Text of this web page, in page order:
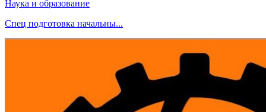
Наука и образование
Спец подготовка начальны...